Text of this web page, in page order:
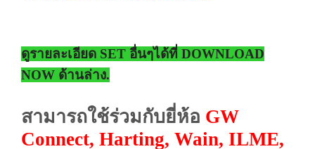
ดูรายละเอียด SET อื่นๆได้ที่ DOWNLOAD
NOW ด้านล่าง.
สามารถใช้ร่วมกับยี่ห้อ GW
Connect, Harting, Wain, ILME,